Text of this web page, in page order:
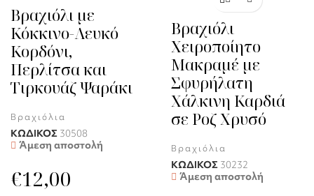
Βραχιόλι με
Κόκκινο-Λευκό
Κορδόνι,
Περλίτσα και
Τιρκουάζ Ψαράκι
Βραχιόλια
ΚΩΔΙΚΟΣ 30508
Άμεση αποστολή
€12,00
Βραχιόλι
Χειροποίητο
Μακραμέ με
Σφυρήλατη
Χάλκινη Καρδιά
σε Ροζ Χρυσό
Βραχιόλια
ΚΩΔΙΚΟΣ 30232
Άμεση αποστολή